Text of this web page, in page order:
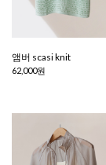
앰버 scasi knit
62,000원